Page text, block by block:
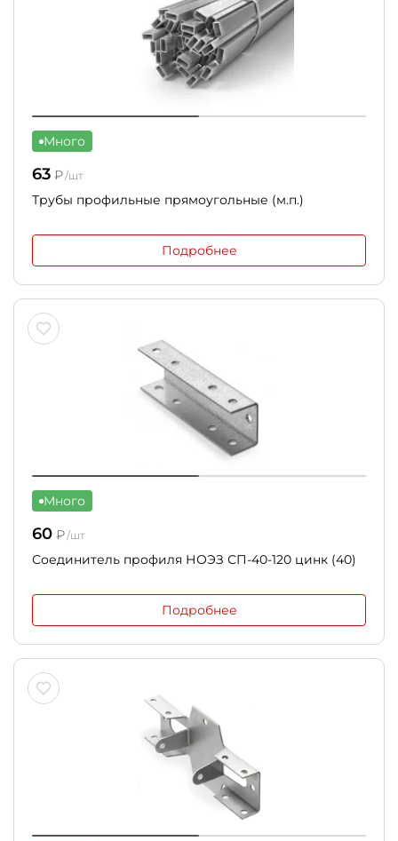
Много
63 ₽/шт
Трубы профильные прямоугольные (м.п.)
Подробнее
Много
60 ₽/шт
Соединитель профиля НОЭЗ СП-40-120 цинк (40)
Подробнее